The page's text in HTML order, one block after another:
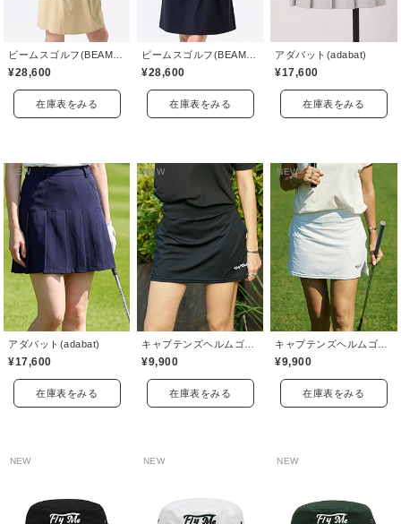
¥28,600
在庫表をみる
¥28,600
在庫表をみる
アダバット(adabat)
¥17,600
在庫表をみる
NEW
アダバット(adabat)
¥17,600
在庫表をみる
NEW
¥9,900
在庫表をみる
NEW
¥9,900
在庫表をみる
NEW NEW NEW